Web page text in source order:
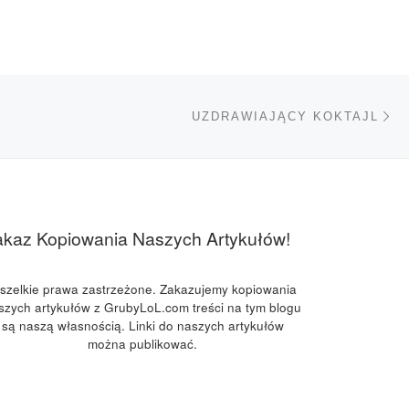
UZDRAWIAJĄCY KOKTAJL
Kopiowania Naszych Artykułów!
prawa zastrzeżone. Zakazujemy kopiowania
artykułów z GrubyLoL.com treści na tym blogu
są naszą własnością. Linki do naszych artykułów
można publikować.